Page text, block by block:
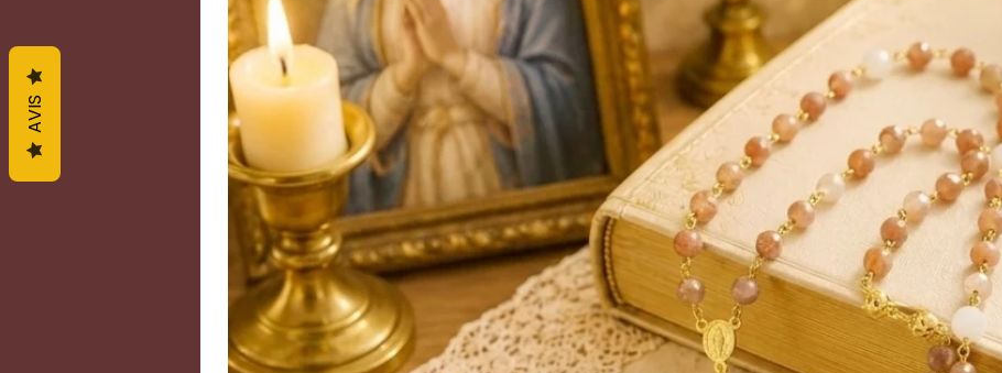
articulations et des muscles. Elle est utilisée également pour lutter contre
l’acidité gastrique, pour éliminer plus vite les divers éléments nocifs du
corps comme l’alcool, les drogues et les toxines. Le fait de porter
l’améthyste sous forme de bijou peut avoir différents types de bénéfices.
Tout d’abord, cela vous permet de ressentir une plus grande sérénité et une
paix intérieure, grâce à l’atténuation des états de stress et de nervosité, la
dissipation des émotions et pensées négatives. En portant l’améthyste en
bijou, vous obtenez aussi un meilleur équilibre des différentes énergies du
corps, plus d’énergie positive et un sommeil plus reposant.
- La pierre Cristal de roche est réceptrice, émettrice et amplificatrice. Pierre
idéale en lithothérapie pour l’imagination et pour la voyance. Elle permet
également d’atteindre de haut niveaux de méditation très rapidement.
Pour tout ce qui est lié aux blocages énergétiques, le cristal de roche
permet de stabiliser et harmoniser le corps éthérique ainsi que le taux
AVIS